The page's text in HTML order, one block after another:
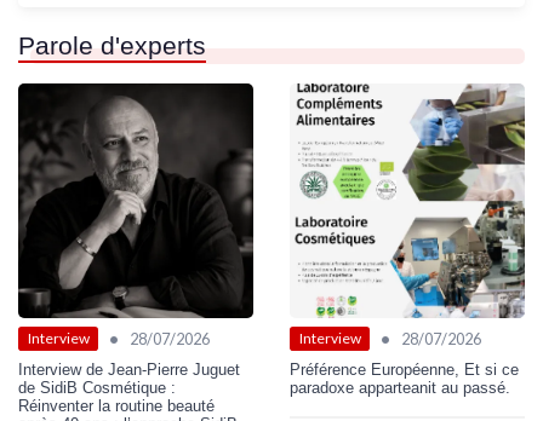
Parole d'experts
Interview • 28/07/2026
Interview de Jean-Pierre Juguet
de SidiB Cosmétique :
Réinventer la routine beauté
Interview • 28/07/2026
Préférence Européenne, Et si ce
paradoxe apparteanit au passé.